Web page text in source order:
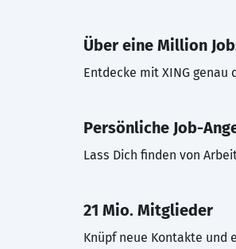
Über eine Million
Entdecke mit XING genau
Persönliche Job-
Lass Dich finden von
21 Mio. Mitglieder
Knüpf neue Kontakte und